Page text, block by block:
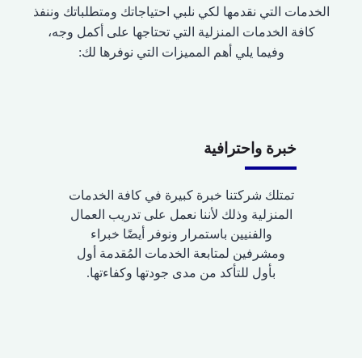
الخدمات التي نقدمها لكي نلبي احتياجاتك ومتطلباتك وننفذ
كافة الخدمات المنزلية التي تحتاجها على أكمل وجه،
وفيما يلي أهم المميزات التي نوفرها لك:
خبرة واحترافية
تمتلك شركتنا خبرة كبيرة في كافة الخدمات
المنزلية وذلك لأننا نعمل على تدريب العمال
والفنيين باستمرار ونوفر أيضًا خبراء
ومشرفين لمتابعة الخدمات المُقدمة أول
بأول للتأكد من مدى جودتها وكفاءتها.